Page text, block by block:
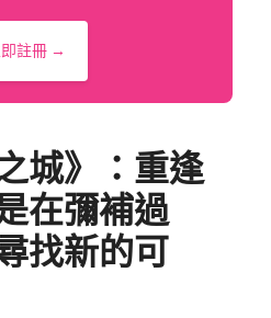
註冊 →
城》：重逢
在彌補過
找新的可